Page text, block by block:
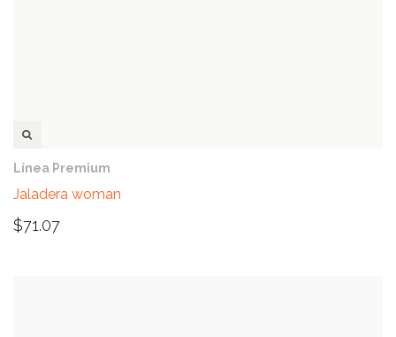
Línea Premium
Jaladera woman
$71.07